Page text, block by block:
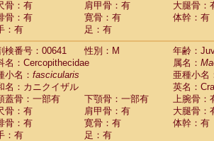
骨：有
肩甲骨：有
大腿骨：
骨：有
寛骨：有
体幹：有
：有
足：有
検番号：00641
性別：M
年齢：
名：Cercopithecidae
属名：
小名： fascicularis
亜種小名
名：カニクイザル
英名：
蓋骨：一部有
下顎骨：一部有
上腕骨：
骨：有
肩甲骨：有
大腿骨：
骨：有
寛骨：有
体幹：有
：有
足：有